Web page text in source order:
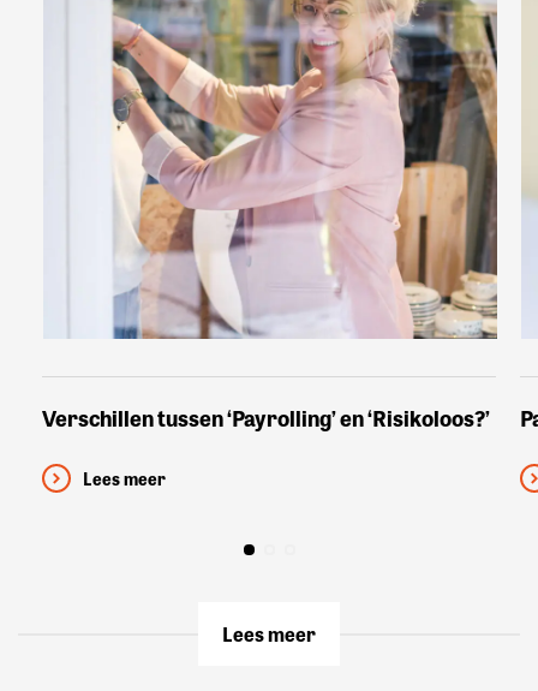
Verschillen tussen ‘Payrolling’ en ‘Risikoloos?’
Lees meer
Lees meer